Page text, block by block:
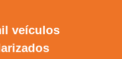
veículos